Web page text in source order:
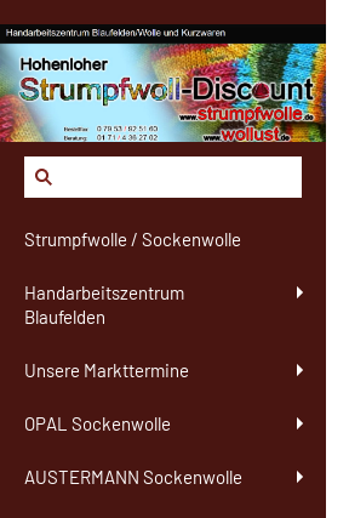
Strumpfwolle / Sockenwolle
Handarbeitszentrum
Blaufelden
Unsere Markttermine
OPAL Sockenwolle
AUSTERMANN Sockenwolle